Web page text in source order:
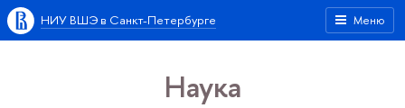
Меню
НИУ ВШЭ в Санкт-Петербурге
Наука